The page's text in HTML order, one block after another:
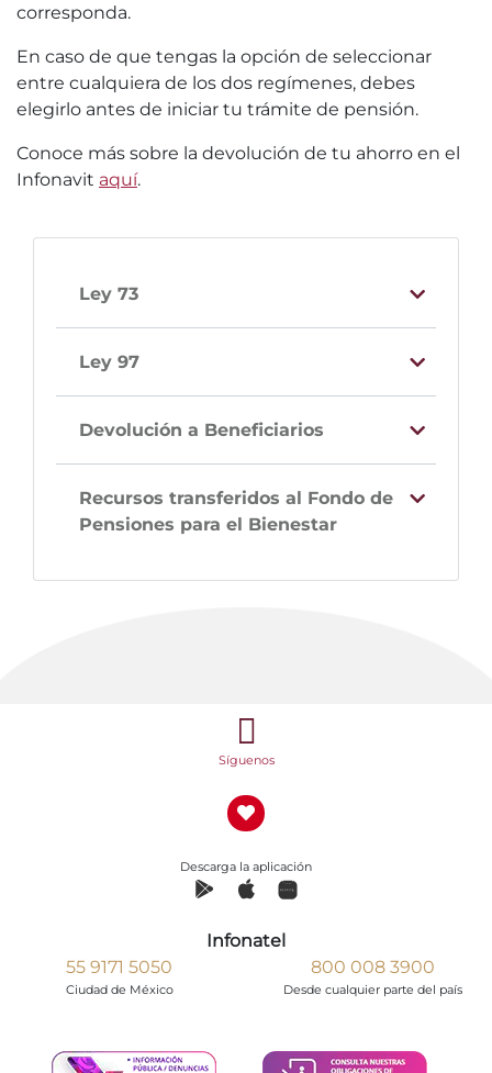
corresponda.
En caso de que tengas la opción de seleccionar
entre cualquiera de los dos regímenes, debes
elegirlo antes de iniciar tu trámite de pensión.
Conoce más sobre la devolución de tu ahorro en el
Infonavit aquí.
Ley 73
Ley 97
Devolución a Beneficiarios
Recursos transferidos al Fondo de
Pensiones para el Bienestar
Síguenos
Descarga la aplicación
Infonatel
55 9171 5050
Ciudad de México
800 008 3900
Desde cualquier parte del país